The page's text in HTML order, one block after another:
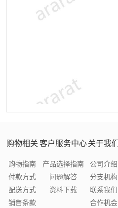
购物相关
购物指南
付款方式
配送方式
销售条款
客户服务中心
产品选择指南
问题解答
资料下载
关于我们
公司介绍
分支机构
联系我们
合作机会